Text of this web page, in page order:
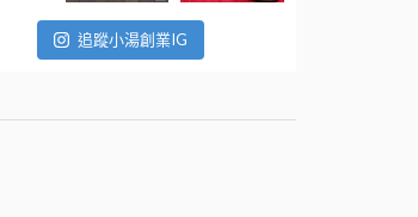
追蹤小湯創業IG